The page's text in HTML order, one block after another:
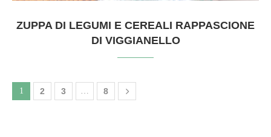
ZUPPA DI LEGUMI E CEREALI RAPPASCIONE
DI VIGGIANELLO
1 2 3 8